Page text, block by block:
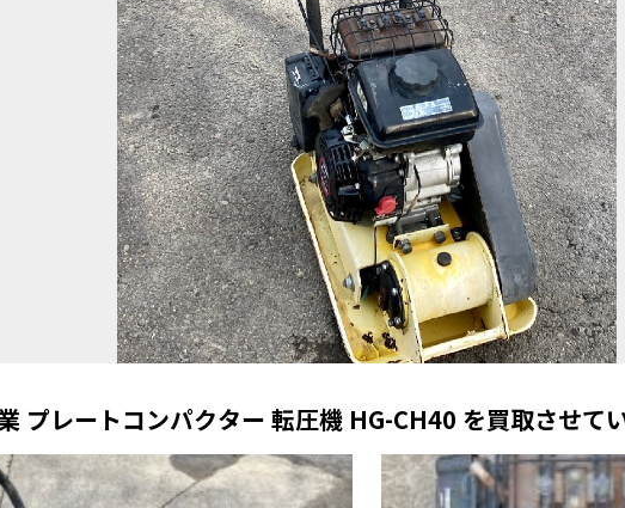
プレートコンパクター 転圧機 HG-CH40 を買取させて